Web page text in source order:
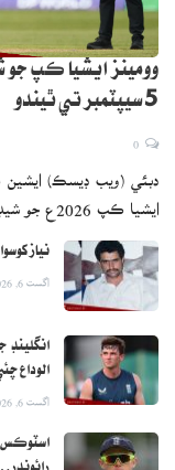
وومينز ايشيا ڪپ جو
5 سيپٽمبر تي ٿيندو
دبئي (ويب ڊيسڪ)
ايشيا ڪپ 2026ع جو شيڊيول جاري ڪري ڇڏيو آهي، جنهن…
نياز
اگست 6, 2026
الوداع
اگست 6, 2026
اسٽوڪس